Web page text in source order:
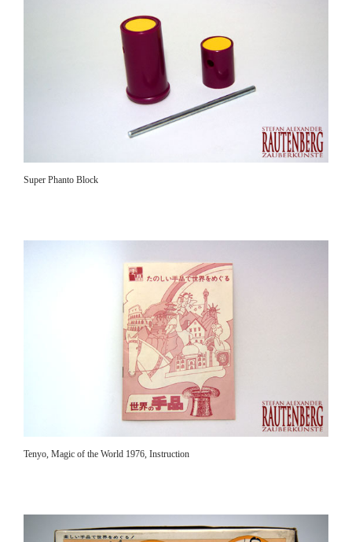
Super Phanto Block
Tenyo, Magic of the World 1976, Instruction